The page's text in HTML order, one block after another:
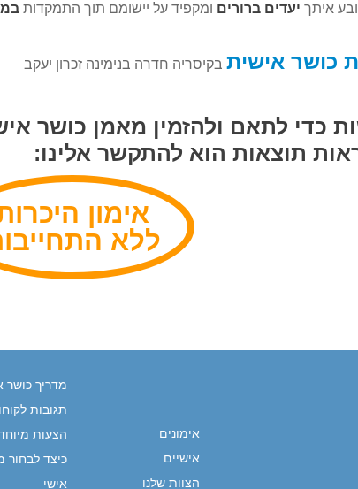
איתך יעדים ברורים ומקפיד על יישומם תוך התמקדות
כושר אישית בקיסריה חדרה בנימינה זכרון יעקב
כדי לתאם ולהזמין מאמן כושר
תוצאות הוא להתקשר אלינו:
אימון
ללא
אימונים
אישיים
הצוות שלנו
מדריך כושר
תגובות
הצעות
כיצד לבחור
אישי